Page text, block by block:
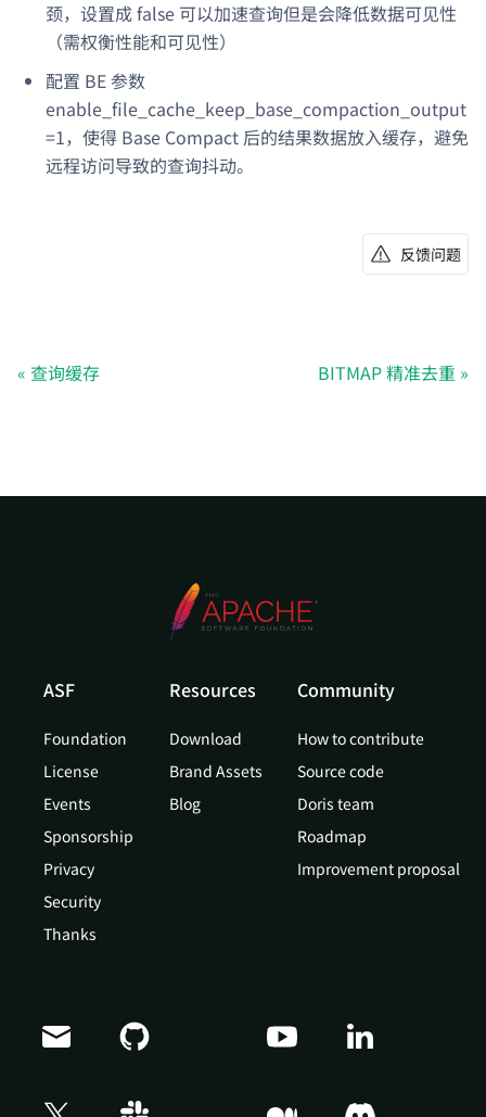
颈，设置成 false 可以加速查询但是会降低数据可见性
（需权衡性能和可见性）
配置 BE 参数
enable_file_cache_keep_base_compaction_output
=1，使得 Base Compact 后的结果数据放入缓存，避免
远程访问导致的查询抖动。
反馈问题
查询缓存 BITMAP 精准去重
ASF
Foundation
License
Events
Sponsorship
Privacy
Security
Thanks
Resources
Download
Brand Assets
Blog
Community
How to contribute
Source code
Doris team
Roadmap
Improvement proposal